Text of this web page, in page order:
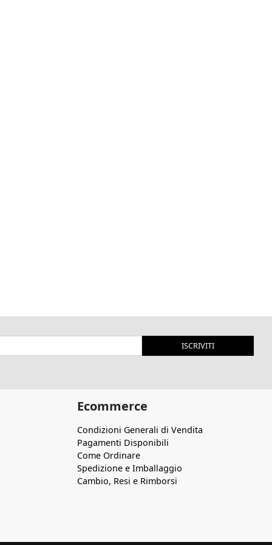
alle pareti un fascino senza
ISCRIVITI
Ecommerce
Condizioni Generali di Vendita
Pagamenti Disponibili
Come Ordinare
Spedizione e Imballaggio
Cambio, Resi e Rimborsi